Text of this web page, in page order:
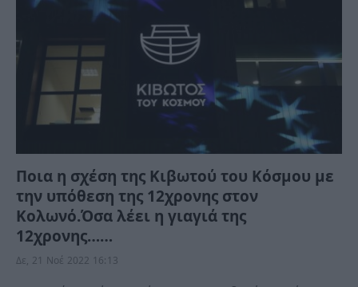
Ποια η σχέση της Κιβωτού του Κόσμου με
την υπόθεση της 12χρονης στον
Κολωνό.Όσα λέει η γιαγιά της
12χρονης……
Δε, 21 Νοέ 2022 16:13